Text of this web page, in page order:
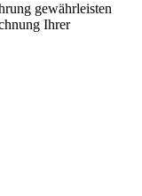
gewährleisten
Ihrer